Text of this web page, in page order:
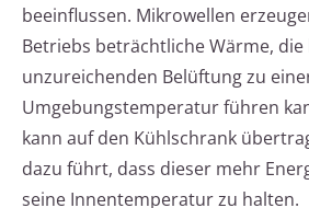
beeinflussen. Mikrowellen
Betriebs beträchtliche Wärme,
unzureichenden Belüftung zu
Umgebungstemperatur führen
kann auf den Kühlschrank
dazu führt, dass dieser mehr
seine Innentemperatur zu halten.